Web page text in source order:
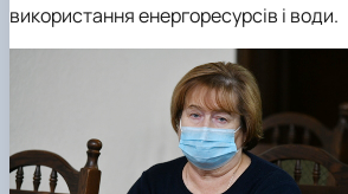
використання енергоресурсів і води.